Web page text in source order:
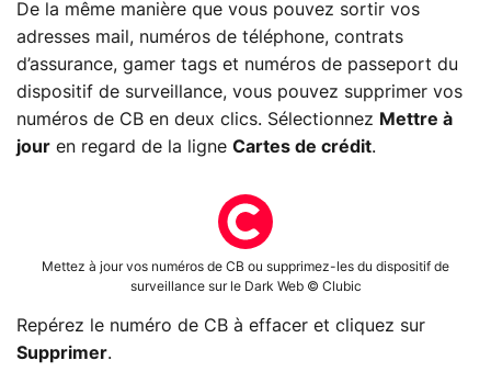
De la même manière que vous pouvez sortir vos
adresses mail, numéros de téléphone, contrats
d’assurance, gamer tags et numéros de passeport du
dispositif de surveillance, vous pouvez supprimer vos
numéros de CB en deux clics. Sélectionnez Mettre à
jour en regard de la ligne Cartes de crédit.
Mettez à jour vos numéros de CB ou supprimez-les du dispositif de
surveillance sur le Dark Web © Clubic
Repérez le numéro de CB à effacer et cliquez sur
Supprimer.